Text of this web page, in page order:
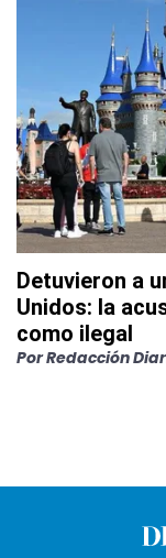
Detuvieron a
Unidos: la
como ilegal
PorRedacción